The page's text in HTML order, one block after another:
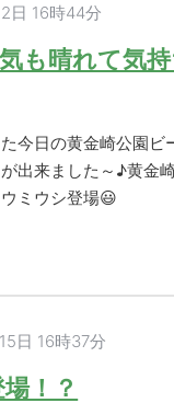
日 16時44分
も晴れて気
今日の黄金崎公園ビ
出来ました～♪黄金
ミウシ登場😃
日 16時37分
！？